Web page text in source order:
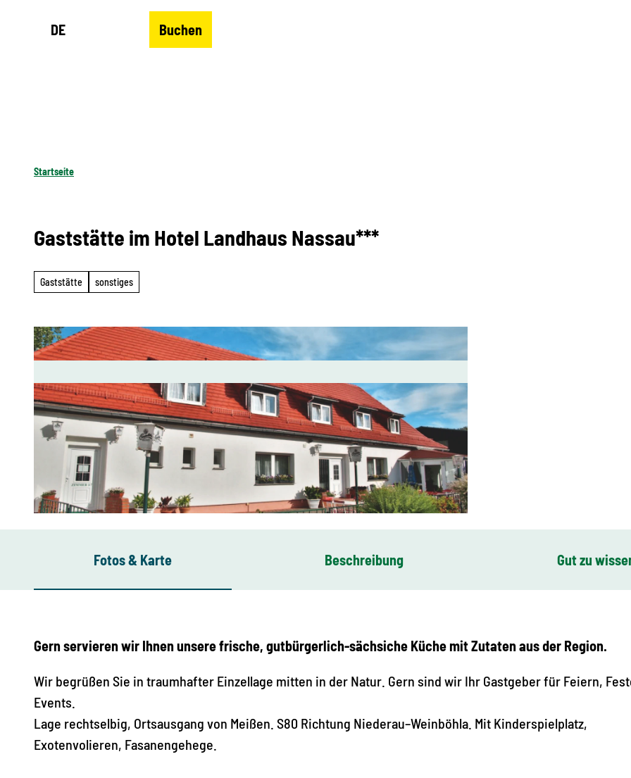
DE Buchen
Startseite
Gaststätte im Hotel Landhaus Nassau***
Gaststätte sonstiges
Fotos & Karte Beschreibung Gut zu
Gern servieren wir Ihnen unsere frische, gutbürgerlich-sächsiche Küche mit Zutaten aus der Region.
Wir begrüßen Sie in traumhafter Einzellage mitten in der Natur. Gern sind wir Ihr Gastgeber für Feiern,
Events.
Lage rechtselbig, Ortsausgang von Meißen. S80 Richtung Niederau–Weinböhla. Mit Kinderspielplatz,
Exotenvolieren, Fasanengehege.